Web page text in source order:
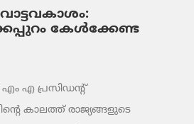
കേൾക്കേണ്ട
എ പ്രസിഡന്റ്
കാലത്ത് രാജ്യങ്ങളുടെ